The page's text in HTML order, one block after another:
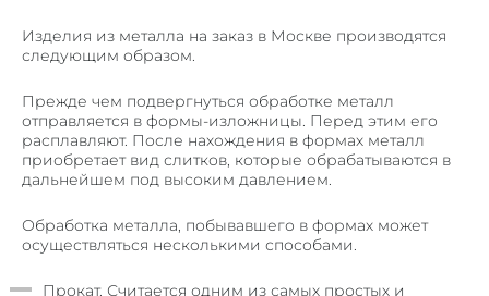
Изделия из металла на заказ в Москве производятся
следующим образом.
Прежде чем подвергнуться обработке металл
отправляется в формы-изложницы. Перед этим его
расплавляют. После нахождения в формах металл
приобретает вид слитков, которые обрабатываются в
дальнейшем под высоким давлением.
Обработка металла, побывавшего в формах может
осуществляться несколькими способами.
Прокат. Считается одним из самых простых и